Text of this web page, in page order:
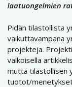
laatuongelmien
Pidän tilastollista
vaikuttavampana
projekteja.
valkoisella
mutta tilastollisen
tuotot/